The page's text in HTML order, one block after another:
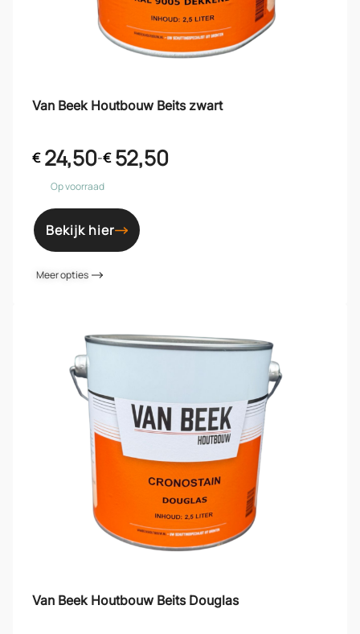
Van Beek Houtbouw Beits zwart
€24,50-€52,50
Op voorraad
Bekijk hier
Meer opties
Van Beek Houtbouw Beits Douglas